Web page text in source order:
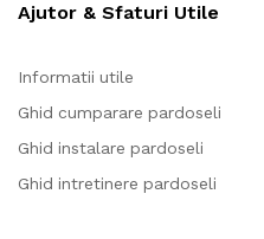
Ajutor & Sfaturi Utile
Informatii utile
Ghid cumparare pardoseli
Ghid instalare pardoseli
Ghid intretinere pardoseli